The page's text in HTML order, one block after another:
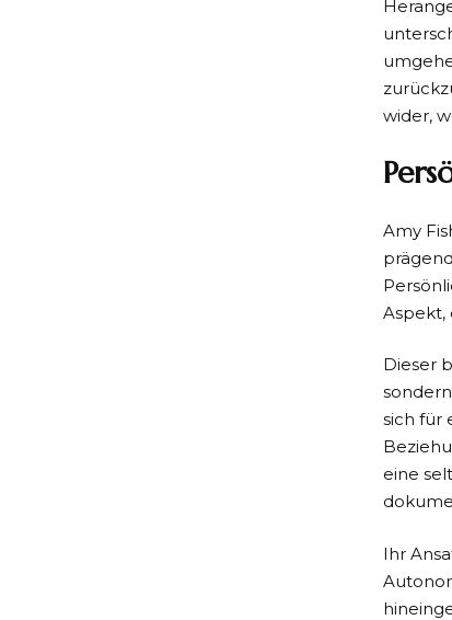
wider,
Amy
Aspekt,
Dieser
sich für
eine
Ihr